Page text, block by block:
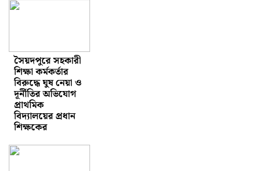
সৈয়দপুরে সহকারী
শিক্ষা কর্মকর্তার
বিরুদ্ধে ঘুষ নেয়া ও
দূর্নীতির অভিযোগ
প্রাথমিক
বিদ্যালয়ের প্রধান
শিক্ষকের